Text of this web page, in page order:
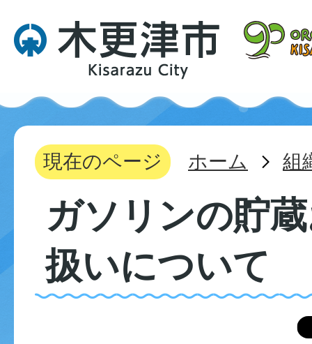
現在のページ ホーム 組
ガソリンの貯
扱いについて